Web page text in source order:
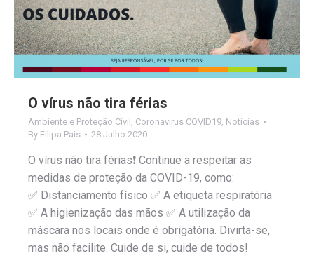
O vírus não tira férias
Ambiente e Proteção Civil , Coronavirus COVID19, Notícias
By Filipa Pais 28 Julho 2020
O vírus não tira férias❗️ Continue a respeitar as
medidas de proteção da COVID-19, como:
✅ Distanciamento físico ✅ A etiqueta respiratória
✅ A higienização das mãos ✅ A utilização da
máscara nos locais onde é obrigatória. Divirta-se,
mas não facilite. Cuide de si, cuide de todos!